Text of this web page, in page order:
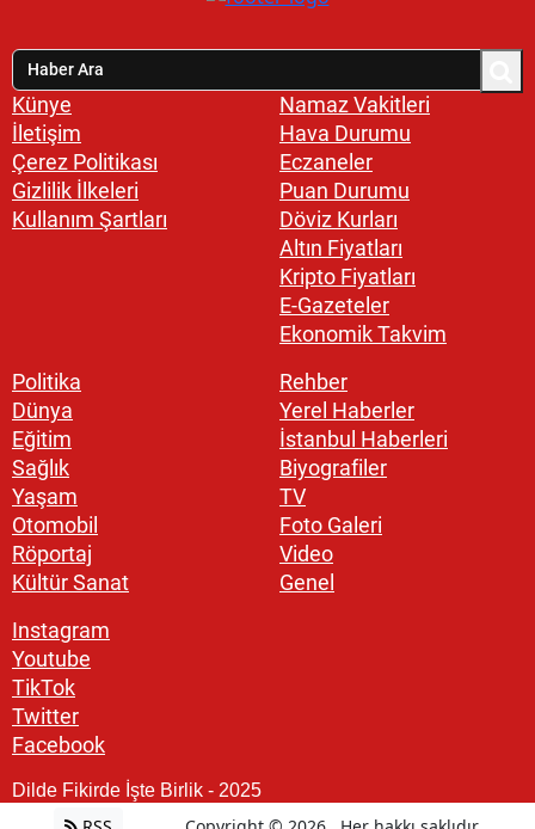
Künye
İletişim
Çerez Politikası
Gizlilik İlkeleri
Kullanım Şartları
Namaz Vakitleri
Hava Durumu
Eczaneler
Puan Durumu
Döviz Kurları
Altın Fiyatları
Kripto Fiyatları
E-Gazeteler
Ekonomik Takvim
Politika
Dünya
Eğitim
Sağlık
Yaşam
Otomobil
Röportaj
Kültür Sanat
Rehber
Yerel Haberler
İstanbul Haberleri
Biyografiler
TV
Foto Galeri
Video
Genel
Instagram
Youtube
TikTok
Twitter
Facebook
Dilde Fikirde İşte Birlik - 2025